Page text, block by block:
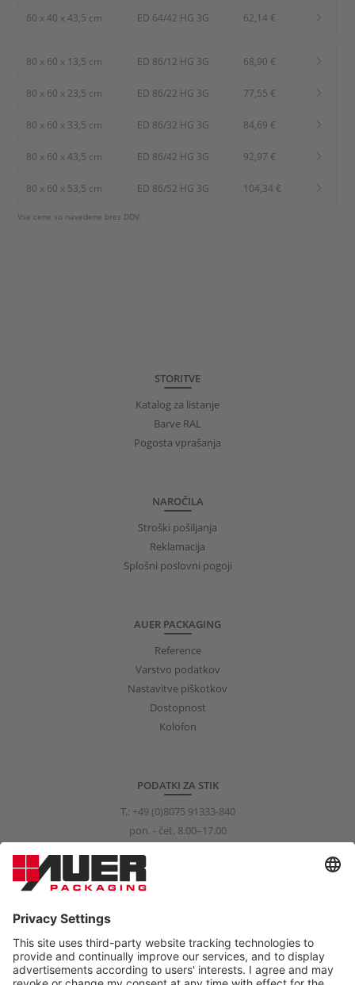
60 x 40 x 43,5 cm ED 64/42 HG 3G 62,14 €
80 x 60 x 13,5 cm ED 86/12 HG 3G 68,90 €
80 x 60 x 23,5 cm ED 86/22 HG 3G 77,55 €
80 x 60 x 33,5 cm ED 86/32 HG 3G 84,69 €
80 x 60 x 43,5 cm ED 86/42 HG 3G 92,97 €
80 x 60 x 53,5 cm ED 86/52 HG 3G 104,34 €
Vse cene so navedene brez DDV.
STORITVE
Katalog za listanje
Barve RAL
Pogosta vprašanja
NAROČILA
Stroški pošiljanja
Reklamacija
Splošni poslovni pogoji
AUER PACKAGING
Reference
Varstvo podatkov
Nastavitve piškotkov
Dostopnost
Kolofon
PODATKI ZA STIK
T.: +49 (0)8075 91333-840
pon. - čet. 8.00–17.00
info@auer-packaging.com